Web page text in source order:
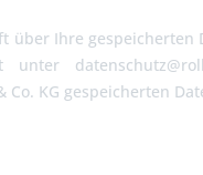
über Ihre gespeicherten
KG gespeicherten